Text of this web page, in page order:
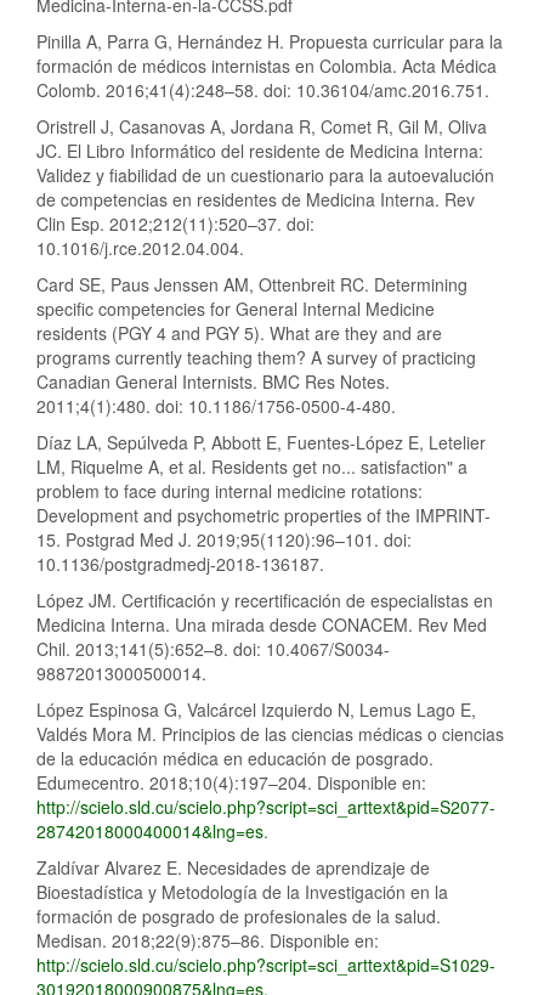
Medicina-Interna-en-la-CCSS.pdf
Pinilla A, Parra G, Hernández H. Propuesta curricular para la
formación de médicos internistas en Colombia. Acta Médica
Colomb. 2016;41(4):248–58. doi: 10.36104/amc.2016.751.
Oristrell J, Casanovas A, Jordana R, Comet R, Gil M, Oliva
JC. El Libro Informático del residente de Medicina Interna:
Validez y fiabilidad de un cuestionario para la autoevalución
de competencias en residentes de Medicina Interna. Rev
Clin Esp. 2012;212(11):520–37. doi:
10.1016/j.rce.2012.04.004.
Card SE, Paus Jenssen AM, Ottenbreit RC. Determining
specific competencies for General Internal Medicine
residents (PGY 4 and PGY 5). What are they and are
programs currently teaching them? A survey of practicing
Canadian General Internists. BMC Res Notes.
2011;4(1):480. doi: 10.1186/1756-0500-4-480.
Díaz LA, Sepúlveda P, Abbott E, Fuentes-López E, Letelier
LM, Riquelme A, et al. Residents get no... satisfaction" a
problem to face during internal medicine rotations:
Development and psychometric properties of the IMPRINT-
15. Postgrad Med J. 2019;95(1120):96–101. doi:
10.1136/postgradmedj-2018-136187.
López JM. Certificación y recertificación de especialistas en
Medicina Interna. Una mirada desde CONACEM. Rev Med
Chil. 2013;141(5):652–8. doi: 10.4067/S0034-
98872013000500014.
López Espinosa G, Valcárcel Izquierdo N, Lemus Lago E,
Valdés Mora M. Principios de las ciencias médicas o ciencias
de la educación médica en educación de posgrado.
Edumecentro. 2018;10(4):197–204. Disponible en:
http://scielo.sld.cu/scielo.php?script=sci_arttext&pid=S2077-
28742018000400014&lng=es.
Zaldívar Alvarez E. Necesidades de aprendizaje de
Bioestadística y Metodología de la Investigación en la
formación de posgrado de profesionales de la salud.
Medisan. 2018;22(9):875–86. Disponible en:
http://scielo.sld.cu/scielo.php?script=sci_arttext&pid=S1029-
30192018000900875&lng=es.